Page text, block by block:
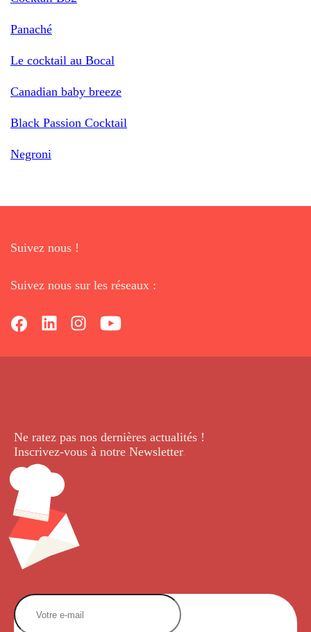
Panaché
Le cocktail au Bocal
Canadian baby breeze
Black Passion Cocktail
Negroni
Suivez nous !
Suivez nous sur les réseaux :
Ne ratez pas nos dernières actualités !
Inscrivez-vous à notre Newsletter.